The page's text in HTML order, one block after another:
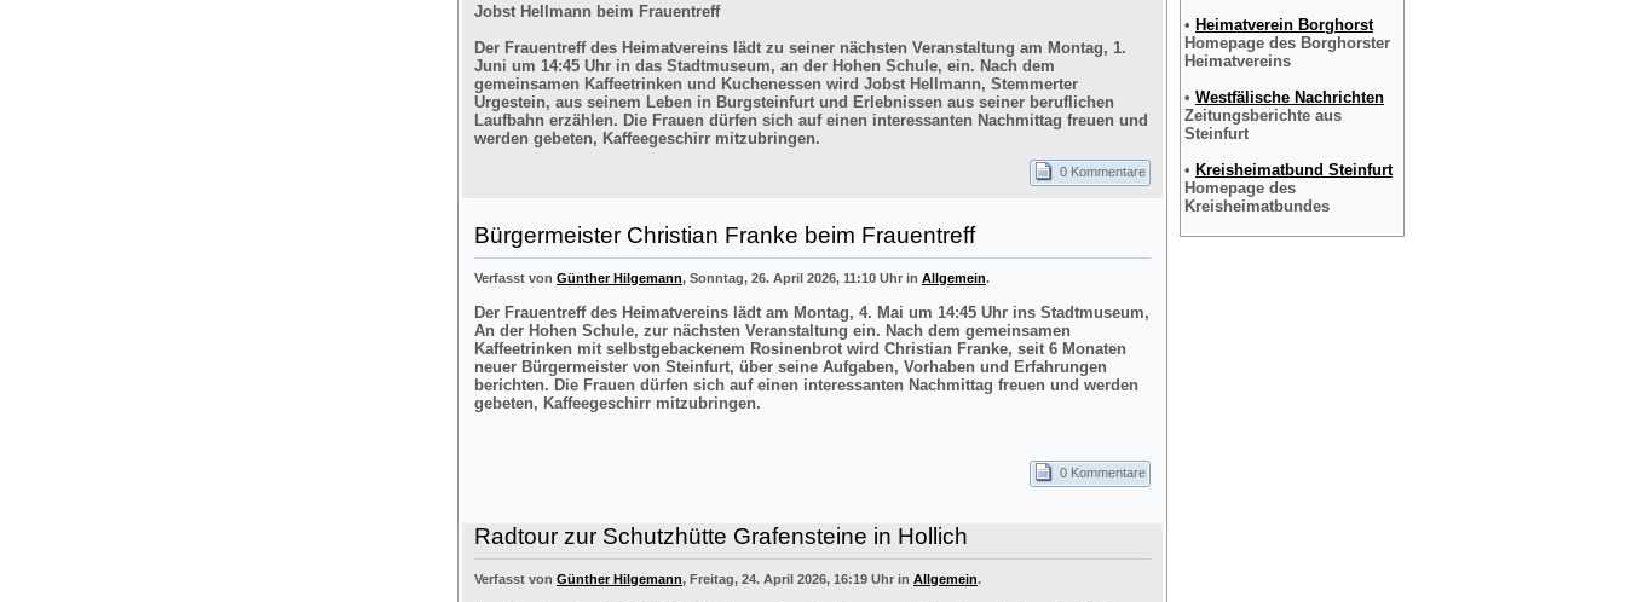
Jobst Hellmann beim Frauentreff
Der Frauentreff des Heimatvereins lädt zu seiner nächsten Veranstaltung am Montag, 1.
Juni um 14:45 Uhr in das Stadtmuseum, an der Hohen Schule, ein. Nach dem
gemeinsamen Kaffeetrinken und Kuchenessen wird Jobst Hellmann, Stemmerter
Urgestein, aus seinem Leben in Burgsteinfurt und Erlebnissen aus seiner beruflichen
Laufbahn erzählen. Die Frauen dürfen sich auf einen interessanten Nachmittag freuen und
werden gebeten, Kaffeegeschirr mitzubringen.
0 Kommentare
Bürgermeister Christian Franke beim Frauentreff
Verfasst von Günther Hilgemann, Sonntag, 26. April 2026, 11:10 Uhr in Allgemein.
Der Frauentreff des Heimatvereins lädt am Montag, 4. Mai um 14:45 Uhr ins Stadtmuseum,
An der Hohen Schule, zur nächsten Veranstaltung ein. Nach dem gemeinsamen
Kaffeetrinken mit selbstgebackenem Rosinenbrot wird Christian Franke, seit 6 Monaten
neuer Bürgermeister von Steinfurt, über seine Aufgaben, Vorhaben und Erfahrungen
berichten. Die Frauen dürfen sich auf einen interessanten Nachmittag freuen und werden
gebeten, Kaffeegeschirr mitzubringen.
0 Kommentare
Radtour zur Schutzhütte Grafensteine in Hollich
Verfasst von Günther Hilgemann, Freitag, 24. April 2026, 16:19 Uhr in Allgemein.
• Heimatverein Borghorst
Homepage des Borghorster
Heimatvereins
• Westfälische Nachrichten
Zeitungsberichte aus
Steinfurt
• Kreisheimatbund Steinfurt
Homepage des
Kreisheimatbundes